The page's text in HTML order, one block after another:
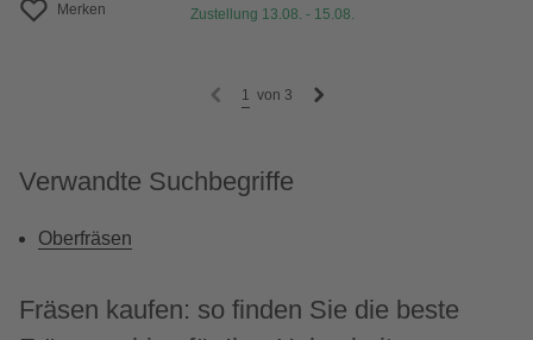
Merken
Zustellung 13.08. - 15.08.
1 von 3
Verwandte Suchbegriffe
Oberfräsen
Fräsen kaufen: so finden Sie die beste